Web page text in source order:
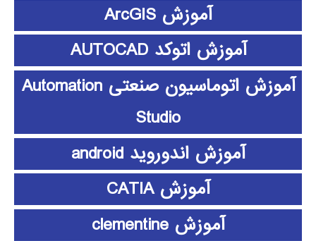
آموزش ArcGIS
آموزش اتوکد AUTOCAD
آموزش اتوماسیون صنعتی Automation
Studio
آموزش اندوروید android
آموزش CATIA
آموزش clementine